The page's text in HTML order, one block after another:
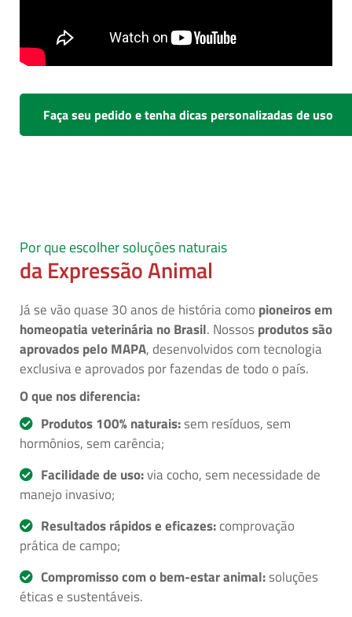
Faça seu pedido e tenha dicas personalizadas de uso
Por que escolher soluções naturais
da Expressão Animal
Já se vão quase 30 anos de história como pioneiros em
homeopatia veterinária no Brasil. Nossos produtos são
aprovados pelo MAPA, desenvolvidos com tecnologia
exclusiva e aprovados por fazendas de todo o país.
O que nos diferencia:
Produtos 100% naturais:sem resíduos, sem
hormônios, sem carência;
Facilidade de uso:via cocho, sem necessidade de
manejo invasivo;
Resultados rápidos e eficazes:comprovação
prática de campo;
Compromisso com o bem-estar animal:soluções
éticas e sustentáveis.